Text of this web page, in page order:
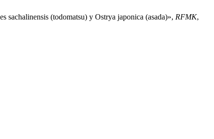
sachalinensis (todomatsu) y Ostrya japonica (asada)», RFMK,